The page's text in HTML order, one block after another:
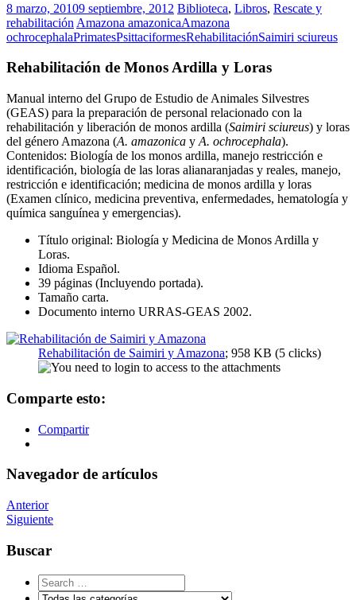
8 marzo, 20109 septiembre, 2012 Biblioteca, Libros, Rescate y
rehabilitación Amazona amazonicaAmazona
ochrocephalaPrimatesPsittaciformesRehabilitaciónSaimiri sciureus
Rehabilitación de Monos Ardilla y Loras
Manual interno del Grupo de Estudio de Animales Silvestres
(GEAS) para la preparación de personal relacionado con la
rehabilitación y liberación de monos ardilla (Saimiri sciureus) y loras
del género Amazona (A. amazonica y A. ochrocephala).
Contenidos: Biología de los monos ardilla, manejo restricción e
identificación, biología de las loras alianaranjadas y reales, manejo,
restricción e identificación; medicina de monos ardilla y loras
(Examen clínico, medicina preventiva, enfermedades, hematología y
química sanguínea y emergencias).
Título original: Biología y Medicina de Monos Ardilla y
Loras.
Idioma Español.
39 páginas (Incluyendo portada).
Tamaño carta.
Documento interno URRAS-GEAS 2002.
Rehabilitación de Saimiri y Amazona; 958 KB (5 clicks)
Comparte esto:
Compartir
Navegador de artículos
Anterior
Siguiente
Buscar